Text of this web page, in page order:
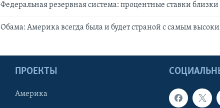
Федеральная резервная система: процентные ставки
Обама: Америка всегда была и будет страной с самым
ПРОЕКТЫ
Америка